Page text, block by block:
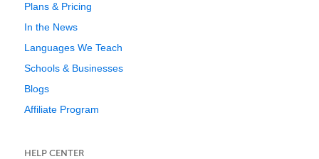
Plans & Pricing
In the News
Languages We Teach
Schools & Businesses
Blogs
Affiliate Program
HELP CENTER